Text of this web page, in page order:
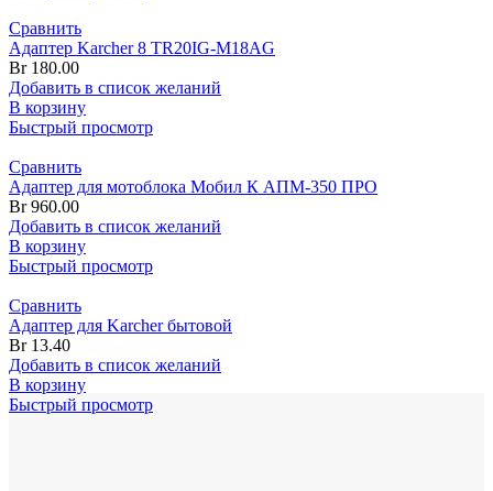
Сравнить
Адаптер Karcher 8 TR20IG-M18AG
Br180.00
Добавить в список желаний
В корзину
Быстрый просмотр
Сравнить
Адаптер для мотоблока Мобил К АПМ-350 ПРО
Br960.00
Добавить в список желаний
В корзину
Быстрый просмотр
Сравнить
Адаптер для Karcher бытовой
Br13.40
Добавить в список желаний
В корзину
Быстрый просмотр